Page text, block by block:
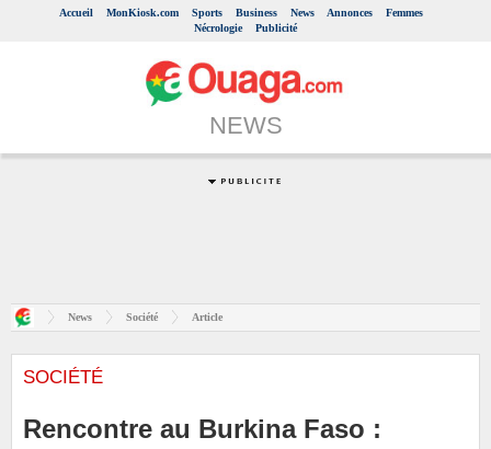
Accueil MonKiosk.com Sports Business News Annonces
Femmes
Nécrologie
Publicité
NEWS
News Société Article
SOCIÉTÉ
Rencontre au Burkina Faso :